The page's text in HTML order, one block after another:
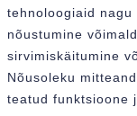
tehnoloogiaid
nõustumine
sirvimiskäitumine
Nõusoleku
teatud funktsioone